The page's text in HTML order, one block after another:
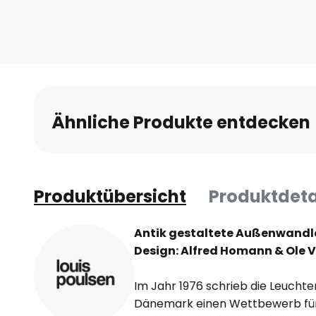
Ähnliche Produkte entdecken
Produktübersicht
Antik gestaltete
Design: Alfred Homann & Ole
Im Jahr 1976 schrieb die
Dänemark einen Wettbewerb